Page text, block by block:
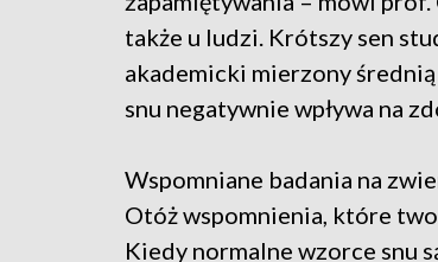
także u ludzi. Krótszy sen
akademicki mierzony
snu negatywnie wpływa na
Wspomniane badania na
Otóż wspomnienia, które
Kiedy normalne wzorce snu